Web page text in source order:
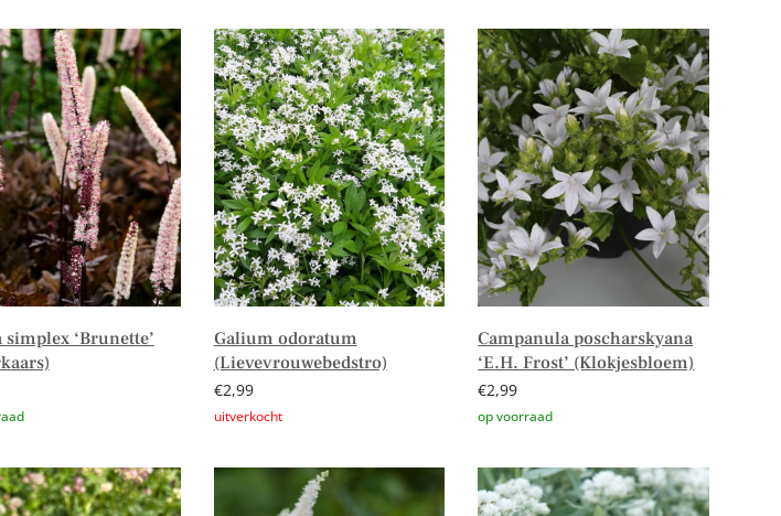
simplex ‘Brunette’
Galium odoratum
(Lievevrouwebedstro)
€2,99
Campanula poscharskyana
‘E.H. Frost’ (Klokjesbloem)
€2,99